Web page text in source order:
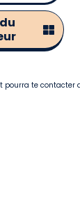
pourra te